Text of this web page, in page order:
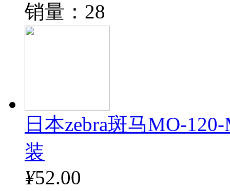
销量：28
日本zebra斑马MO-
装
¥52.00